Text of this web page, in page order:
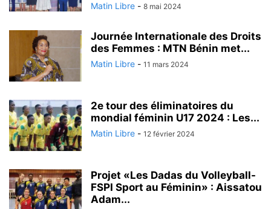
Matin Libre - 8 mai 2024
Journée Internationale des Droits
des Femmes : MTN Bénin met...
Matin Libre - 11 mars 2024
2e tour des éliminatoires du
mondial féminin U17 2024 : Les...
Matin Libre - 12 février 2024
Projet «Les Dadas du Volleyball-
FSPI Sport au Féminin» : Aissatou
Adam...